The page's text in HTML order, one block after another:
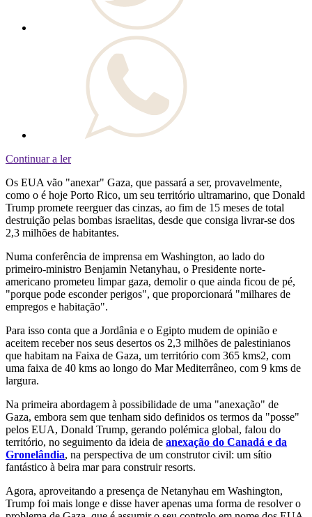
Continuar a ler
Os EUA vão "anexar" Gaza, que passará a ser, provavelmente,
como o é hoje Porto Rico, um seu território ultramarino, que Donald
Trump promete reerguer das cinzas, ao fim de 15 meses de total
destruição pelas bombas israelitas, desde que consiga livrar-se dos
2,3 milhões de habitantes.
Numa conferência de imprensa em Washington, ao lado do
primeiro-ministro Benjamin Netanyhau, o Presidente norte-
americano prometeu limpar gaza, demolir o que ainda ficou de pé,
"porque pode esconder perigos", que proporcionará "milhares de
empregos e habitação".
Para isso conta que a Jordânia e o Egipto mudem de opinião e
aceitem receber nos seus desertos os 2,3 milhões de palestinianos
que habitam na Faixa de Gaza, um território com 365 kms2, com
uma faixa de 40 kms ao longo do Mar Mediterrâneo, com 9 kms de
largura.
Na primeira abordagem à possibilidade de uma "anexação" de
Gaza, embora sem que tenham sido definidos os termos da "posse"
pelos EUA, Donald Trump, gerando polémica global, falou do
território, no seguimento da ideia de anexação do Canadá e da
Gronelândia, na perspectiva de um construtor civil: um sítio
fantástico à beira mar para construir resorts.
Agora, aproveitando a presença de Netanyhau em Washington,
Trump foi mais longe e disse haver apenas uma forma de resolver o